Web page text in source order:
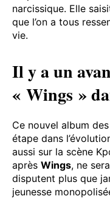
narcissique. Elle
que l’on a tous
vie.
Il y a un
« Wings »
Ce nouvel album
étape dans
aussi sur la scène
après Wings, ne
disputent plus que
jeunesse